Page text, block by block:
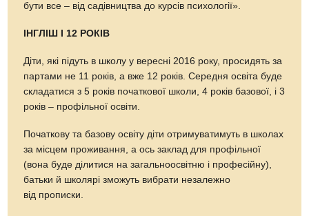
бути все – від садівництва до курсів психології».
ІНГЛІШ І 12 РОКІВ
Діти, які підуть в школу у вересні 2016 року, просидять за
партами не 11 років, а вже 12 років. Середня освіта буде
складатися з 5 років початкової школи, 4 років базової, і 3
років – профільної освіти.
Початкову та базову освіту діти отримуватимуть в школах
за місцем проживання, а ось заклад для профільної
(вона буде ділитися на загальноосвітню і професійну),
батьки й школярі зможуть вибрати незалежно
від прописки.